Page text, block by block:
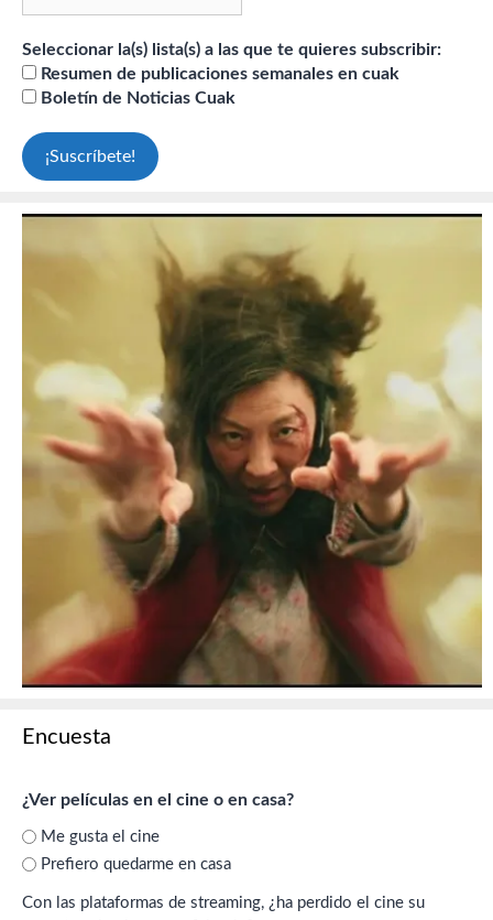
Seleccionar la(s) lista(s) a las que te quieres subscribir:
Resumen de publicaciones semanales en cuak
Boletín de Noticias Cuak
Encuesta
¿Ver películas en el cine o en casa?
Me gusta el cine
Prefiero quedarme en casa
Con las plataformas de streaming, ¿ha perdido el cine su